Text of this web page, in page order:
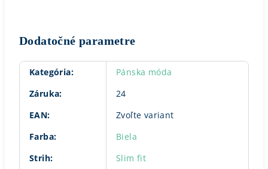
Dodatočné parametre
Kategória:
Pánska móda
Záruka:
24
EAN:
Zvoľte variant
Farba:
Biela
Strih:
Slim fit